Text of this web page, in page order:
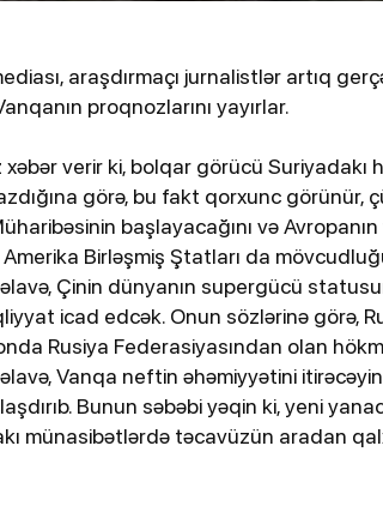
araşdırmaçı jurnalistlər artıq
proqnozlarını yayırlar.
xəbər verir ki, bolqar görücü Suriyadakı
görə, bu fakt qorxunc görünür,
başlayacağını və
Amerika Birləşmiş Ştatları da
Çinin dünyanın supergücü
icad edcək. Onun sözlərinə görə,
Rusiya Federasiyasından olan
Vanqa neftin əhəmiyyətini
Bunun səbəbi yəqin ki, yeni
münasibətlərdə təcavüzün aradan